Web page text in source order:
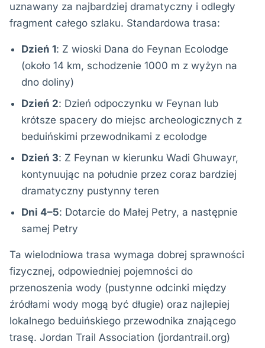
uznawany za najbardziej dramatyczny i odległy
fragment całego szlaku. Standardowa trasa:
Dzień 1: Z wioski Dana do Feynan Ecolodge
(około 14 km, schodzenie 1000 m z wyżyn na
dno doliny)
Dzień 2: Dzień odpoczynku w Feynan lub
krótsze spacery do miejsc archeologicznych z
beduińskimi przewodnikami z ecolodge
Dzień 3: Z Feynan w kierunku Wadi Ghuwayr,
kontynuując na południe przez coraz bardziej
dramatyczny pustynny teren
Dni 4–5: Dotarcie do Małej Petry, a następnie
samej Petry
Ta wielodniowa trasa wymaga dobrej sprawności
fizycznej, odpowiedniej pojemności do
przenoszenia wody (pustynne odcinki między
źródłami wody mogą być długie) oraz najlepiej
lokalnego beduińskiego przewodnika znającego
trasę. Jordan Trail Association (jordantrail.org)